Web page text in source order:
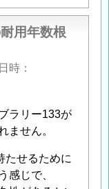
用年数根
時
ラリー133が
ません。
たせるために
感じで、